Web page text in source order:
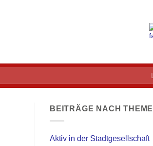
BEITRÄGE NACH
Aktiv in der Stadtgesellschaft